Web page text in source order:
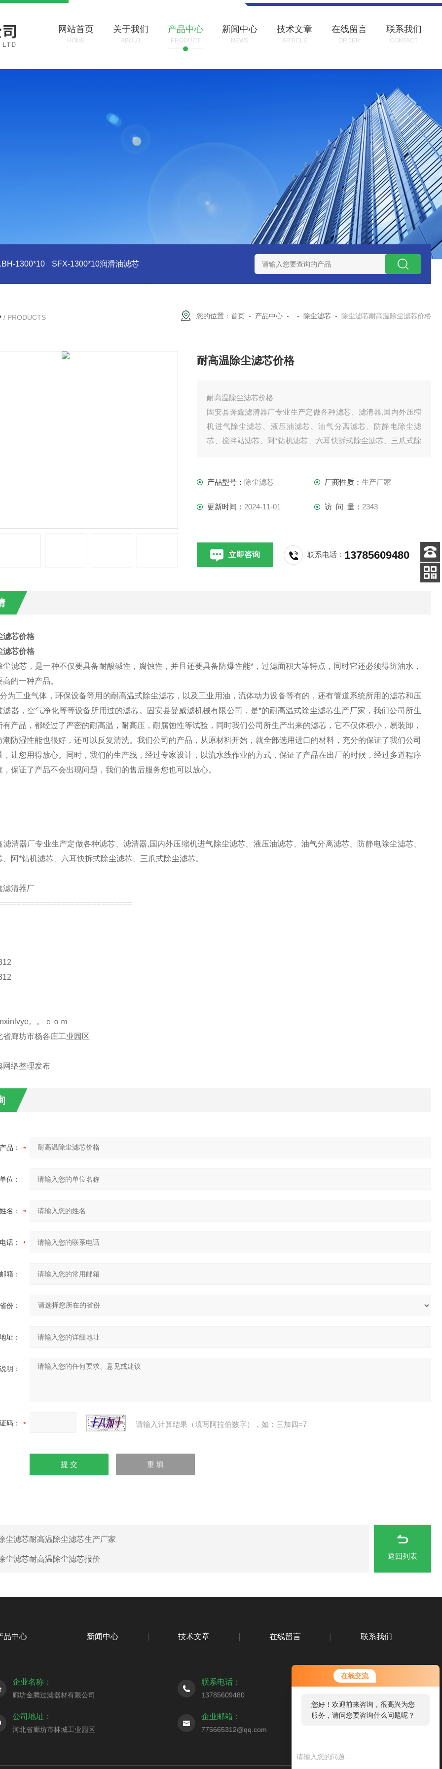
在线交流
您好！欢迎前来咨询，很高兴为您
服务，请问您要咨询什么问题呢？
网站首页
HOME
关于我们
ABOUT
产品中心
PRODUCT
新闻中心
NEWS
技术文章
ARTICLE
在线留言
ORDER
联系我们
CONTACT
1300*10 SFX-1300*10润滑油滤芯 300373润滑油滤芯 300373英德诺曼液压油滤芯
/ PRODUCTS 您的位置： 首页 - 产品中心 - - 除尘滤芯 - 除尘滤芯耐高温除尘滤芯价格
耐高温除尘滤芯价格
耐高温除尘滤芯价格
固安县奔鑫滤清器厂专业生产定做各种滤芯、滤清器,国内外压缩
机进气除尘滤芯、液压油滤芯、油气分离滤芯、防静电除尘滤
芯、搅拌站滤芯、阿*钻机滤芯、六耳快拆式除尘滤芯、三爪式除
产品型号： 除尘滤芯 厂商性质： 生产厂家
更新时间： 2024-11-01 访 问 量： 2343
立即咨询 联系电话： 13785609480
滤芯价格
滤芯价格
尘滤芯，是一种不仅要具备耐酸碱性，腐蚀性，并且还要具备防爆性能*，过滤面积大等特点，同时它还必须得防油水，
的一种产品。
工业气体，环保设备等用的耐高温式除尘滤芯，以及工业用油，流体动力设备等有的，还有管道系统所用的滤芯和压
滤器，空气净化等等设备所用过的滤芯。固安县曼威滤机械有限公司，是*的耐高温式除尘滤芯生产厂家，我们公司所生
有产品，都经过了严密的耐高温，耐高压，耐腐蚀性等试验，同时我们公司所生产出来的滤芯，它不仅体积小，易装卸，
潮防湿性能也很好，还可以反复清洗。我们公司的产品，从原材料开始，就全部选用进口的材料，充分的保证了我们公司
，让您用得放心。同时，我们的生产线，经过专家设计，以流水线作业的方式，保证了产品在出厂的时候，经过多道程序
，保证了产品不会出现问题，我们的售后服务您也可以放心。
滤清器厂专业生产定做各种滤芯、滤清器,国内外压缩机进气除尘滤芯、液压油滤芯、油气分离滤芯、防静电除尘滤芯、
、阿*钻机滤芯、六耳快拆式除尘滤芯、三爪式除尘滤芯。
滤清器厂
。。ｃｏｍ
省廊坊市杨各庄工业园区
网络整理发布
产品：
位：
名：
话：
箱：
省份：
址：
明：
码： 请输入计算结果（填写阿拉伯数字），如：三加四=7
尘滤芯耐高温除尘滤芯生产厂家
尘滤芯耐高温除尘滤芯报价 返回列表
品中心 新闻中心 技术文章 在线留言 联系我们
企业名称：
廊坊金腾过滤器材有限公司
联系电话：
13785609480
公司地址：
河北省廊坊市林城工业园区
企业邮箱：
775665312@qq.com
客服
电话